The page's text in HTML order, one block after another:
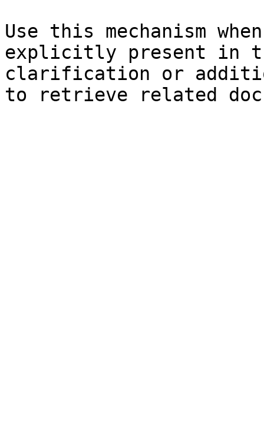
Use this mechanism
explicitly present in
clarification or